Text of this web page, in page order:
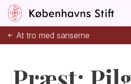
At tro med sanserne